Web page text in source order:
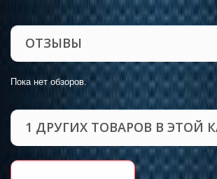
ОТЗЫВЫ
Пока нет обзоров.
1 ДРУГИХ ТОВАРОВ В ЭТОЙ